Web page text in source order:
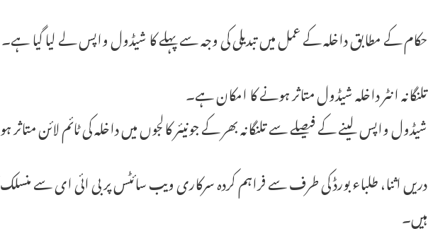
حکام کے مطابق داخلہ کے عمل میں تبدیلی کی وجہ سے پہلے کا شیڈول واپس لے لیا گیا ہے۔
تلنگانہ انٹر داخلہ شیڈول متاثر ہونے کا امکان ہے۔
شیڈول واپس لینے کے فیصلے سے تلنگانہ بھر کے جونیئر کالجوں میں داخلہ کی ٹائم لائن
دریں اثنا، طلباء بورڈ کی طرف سے فراہم کردہ سرکاری ویب سائٹس پر بی ائی ای سے
ہیں۔